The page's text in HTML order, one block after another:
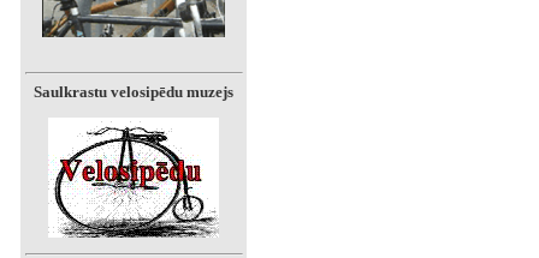
Saulkrastu velosipēdu muzejs